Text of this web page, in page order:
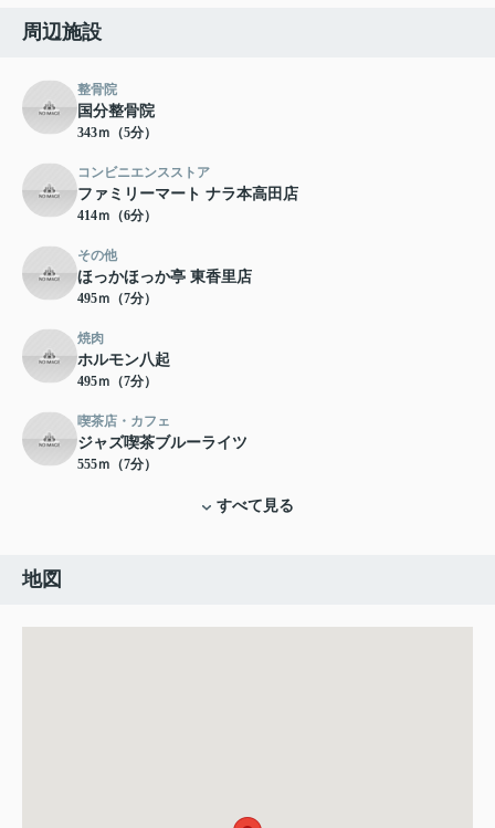
周辺施設
整骨院
国分整骨院
343ｍ（5分）
コンビニエンスストア
ファミリーマート ナラ本高田店
414ｍ（6分）
その他
ほっかほっか亭 東香里店
495ｍ（7分）
焼肉
ホルモン八起
495ｍ（7分）
喫茶店・カフェ
ジャズ喫茶ブルーライツ
555ｍ（7分）
すべて見る
地図